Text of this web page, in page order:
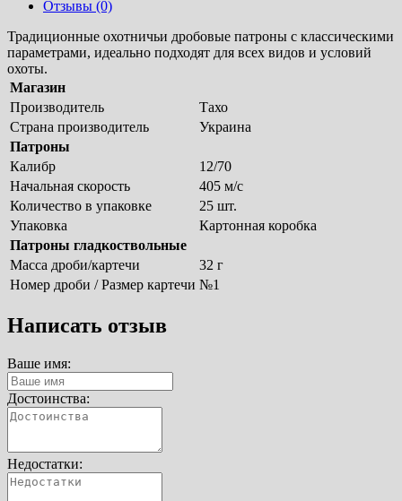
Отзывы (0)
Традиционные охотничьи дробовые патроны с классическими
параметрами, идеально подходят для всех видов и условий
охоты.
Магазин
Производитель
Тахо
Страна производитель
Украина
Патроны
Калибр
12/70
Начальная скорость
405 м/с
Количество в упаковке
25 шт.
Упаковка
Картонная коробка
Патроны гладкоствольные
Масса дроби/картечи
32 г
Номер дроби / Размер картечи №1
Написать отзыв
Ваше имя:
Достоинства:
Недостатки: